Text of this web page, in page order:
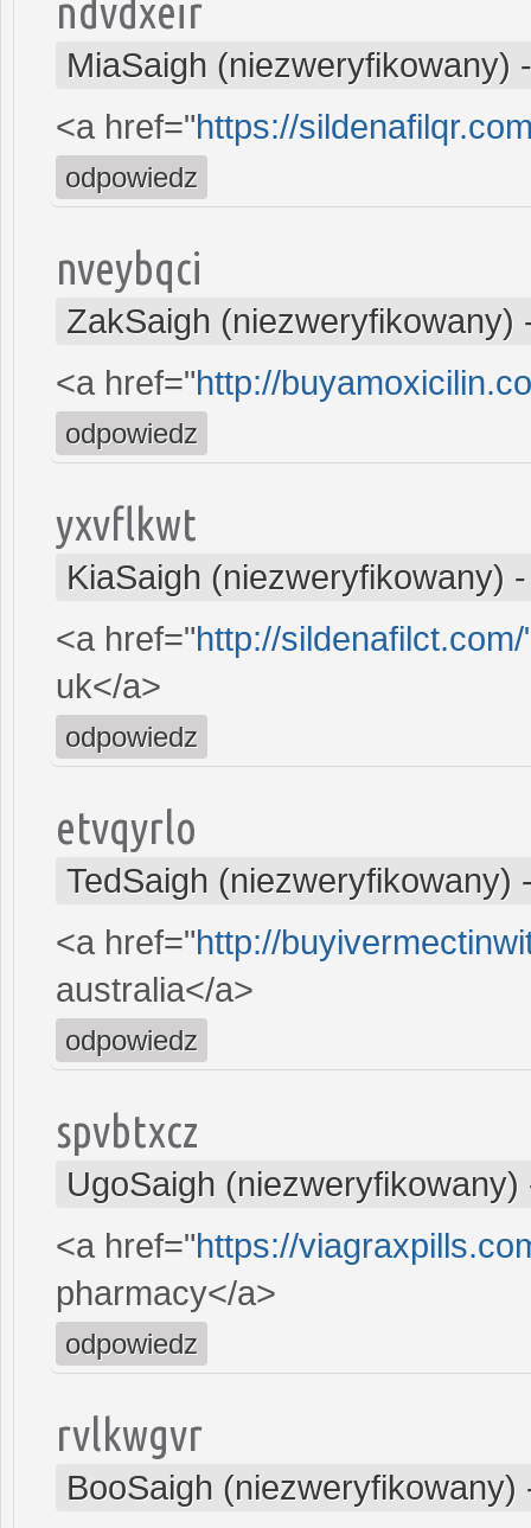
ndvdxeir
MiaSaigh (niezweryfikowany)
<a href="https://
odpowiedz
nveybqci
ZakSaigh (niezweryfikowany)
<a href="http://
odpowiedz
yxvflkwt
KiaSaigh (niezweryfikowany)
<a href="http://
uk</a>
odpowiedz
etvqyrlo
TedSaigh (niezweryfikowany)
<a href="http://
australia</a>
odpowiedz
spvbtxcz
UgoSaigh (niezweryfikowany)
<a href="https://
pharmacy</a>
odpowiedz
rvlkwgvr
BooSaigh (niezweryfikowany)